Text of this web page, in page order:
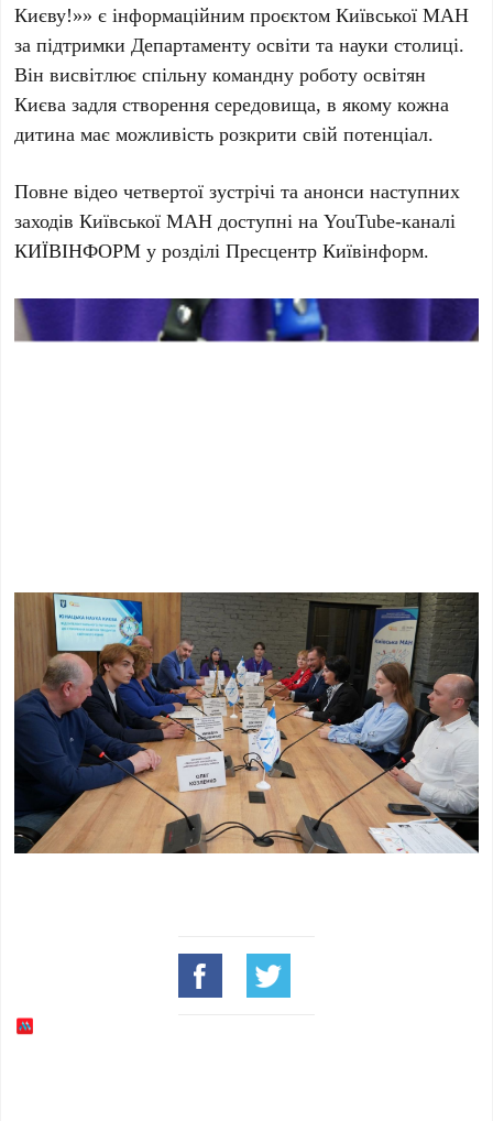
Києву!»» є інформаційним проєктом Київської МАН
за підтримки Департаменту освіти та науки столиці.
Він висвітлює спільну командну роботу освітян
Києва задля створення середовища, в якому кожна
дитина має можливість розкрити свій потенціал.
Повне відео четвертої зустрічі та анонси наступних
заходів Київської МАН доступні на YouTube-каналі
КИЇВІНФОРМ у розділі Пресцентр Київінформ.